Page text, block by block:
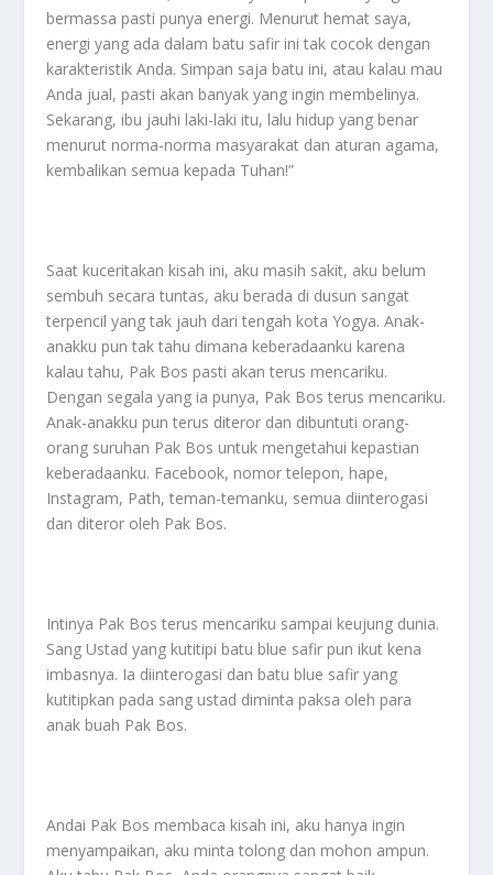
bermassa pasti punya energi. Menurut hemat saya,
energi yang ada dalam batu safir ini tak cocok dengan
karakteristik Anda. Simpan saja batu ini, atau kalau mau
Anda jual, pasti akan banyak yang ingin membelinya.
Sekarang, ibu jauhi laki-laki itu, lalu hidup yang benar
menurut norma-norma masyarakat dan aturan agama,
kembalikan semua kepada Tuhan!”
Saat kuceritakan kisah ini, aku masih sakit, aku belum
sembuh secara tuntas, aku berada di dusun sangat
terpencil yang tak jauh dari tengah kota Yogya. Anak-
anakku pun tak tahu dimana keberadaanku karena
kalau tahu, Pak Bos pasti akan terus mencariku.
Dengan segala yang ia punya, Pak Bos terus mencariku.
Anak-anakku pun terus diteror dan dibuntuti orang-
orang suruhan Pak Bos untuk mengetahui kepastian
keberadaanku. Facebook, nomor telepon, hape,
Instagram, Path, teman-temanku, semua diinterogasi
dan diteror oleh Pak Bos.
Intinya Pak Bos terus mencariku sampai keujung dunia.
Sang Ustad yang kutitipi batu blue safir pun ikut kena
imbasnya. Ia diinterogasi dan batu blue safir yang
kutitipkan pada sang ustad diminta paksa oleh para
anak buah Pak Bos.
Andai Pak Bos membaca kisah ini, aku hanya ingin
menyampaikan, aku minta tolong dan mohon ampun.